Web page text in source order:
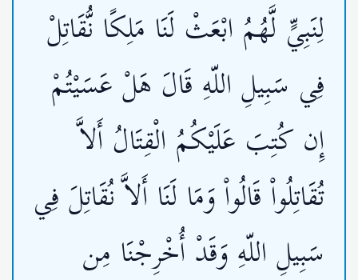
لِنَبِيٍّ لَّهُمُ ابْعَثْ لَنَا مَلِكًا نُّقَاتِلْ
فِي سَبِيلِ اللّهِ قَالَ هَلْ عَسَيْتُمْ
إِن كُتِبَ عَلَيْكُمُ الْقِتَالُ أَلاَّ
تُقَاتِلُواْ قَالُواْ وَمَا لَنَا أَلاَّ نُقَاتِلَ فِي
سَبِيلِ اللّهِ وَقَدْ أُخْرِجْنَا مِن